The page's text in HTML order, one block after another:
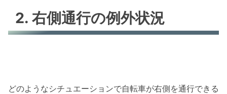
2. 右側通行の例外状況
どのようなシチュエーションで自転車が右側を通行できる